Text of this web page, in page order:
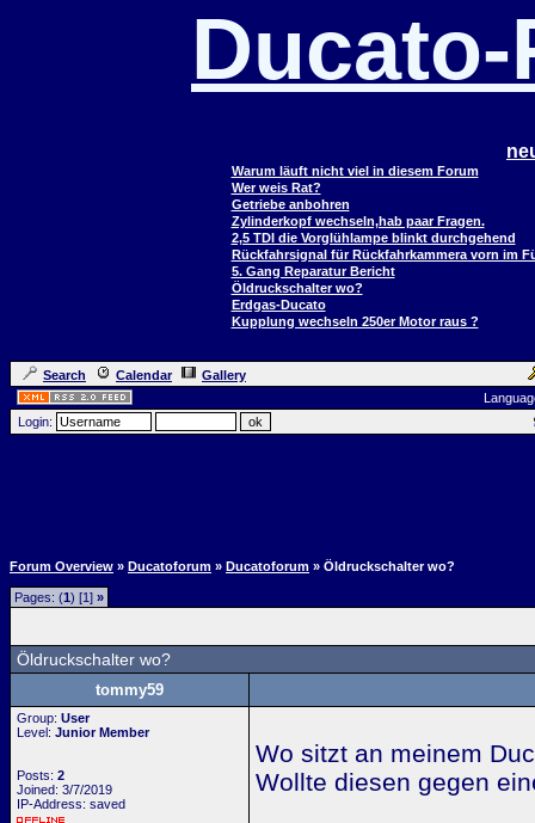
Warum läuft nicht viel in diesem Forum
Wer weis Rat?
Getriebe anbohren
Zylinderkopf wechseln,hab paar Fragen.
2,5 TDI die Vorglühlampe blinkt durchgehend
Rückfahrsignal für Rückfahrkammera vorn im
5. Gang Reparatur Bericht
Öldruckschalter wo?
Erdgas-Ducato
Kupplung wechseln 250er Motor raus ?
Search Calendar
Gallery
Login:
Forum Overview » Ducatoforum » Ducatoforum » Öldruckschalter wo?
Pages: (1) [1] »
Öldruckschalter wo?
tommy59
Group: User
Level: Junior Member
Posts: 2
Joined: 3/7/2019
IP-Address: saved
Wo sitzt an meinem
Wollte diesen gegen